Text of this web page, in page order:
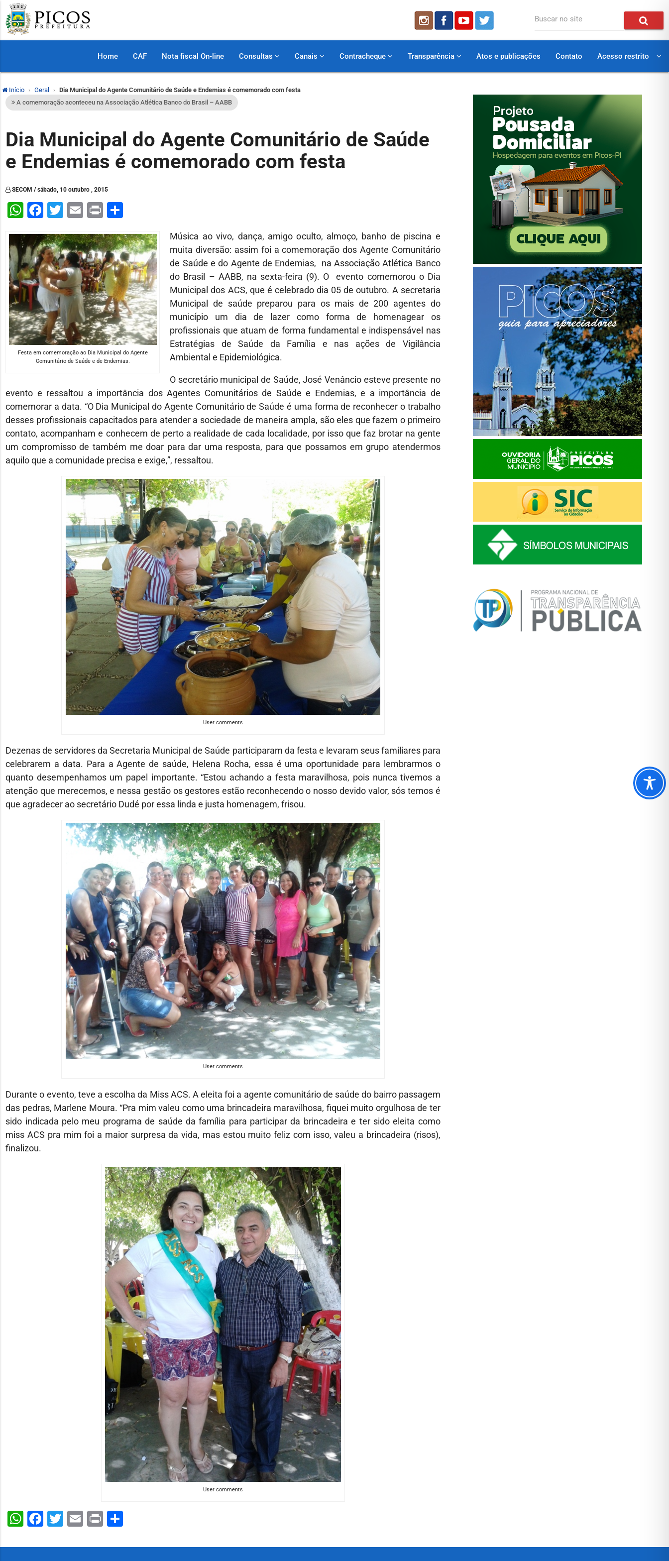
Buscar no site
Home CAF Nota fiscal On-line Consultas Canais Contracheque Transparência Atos e publicações Contato Acesso restrito
Início Geral
Dia Municipal do Agente Comunitário de Saúde e Endemias é comemorado com festa
A comemoração aconteceu na Associação Atlética Banco do Brasil – AABB
Dia Municipal do Agente Comunitário de Saúde
e Endemias é comemorado com festa
SECOM / sábado, 10 outubro , 2015
WhatsApp
Facebook
Twitter
Email
Print
Festa em comemoração ao Dia Municipal do Agente
Comunitário de Saúde e de Endemias.
Música ao vivo, dança, amigo oculto, almoço, banho de piscina e
muita diversão: assim foi a comemoração dos Agente Comunitário
de Saúde e do Agente de Endemias, na Associação Atlética Banco
do Brasil – AABB, na sexta-feira (9). O evento comemorou o Dia
Municipal dos ACS, que é celebrado dia 05 de outubro. A secretaria
Municipal de saúde preparou para os mais de 200 agentes do
município um dia de lazer como forma de homenagear os
profissionais que atuam de forma fundamental e indispensável nas
Estratégias de Saúde da Família e nas ações de Vigilância
Ambiental e Epidemiológica.
O secretário municipal de Saúde, José Venâncio esteve presente no
evento e ressaltou a importância dos Agentes Comunitários de Saúde e Endemias, e a importância de
comemorar a data. “O Dia Municipal do Agente Comunitário de Saúde é uma forma de reconhecer o trabalho
desses profissionais capacitados para atender a sociedade de maneira ampla, são eles que fazem o primeiro
contato, acompanham e conhecem de perto a realidade de cada localidade, por isso que faz brotar na gente
um compromisso de também me doar para dar uma resposta, para que possamos em grupo atendermos
aquilo que a comunidade precisa e exige,”, ressaltou.
User comments
Dezenas de servidores da Secretaria Municipal de Saúde participaram da festa e levaram seus familiares para
celebrarem a data. Para a Agente de saúde, Helena Rocha, essa é uma oportunidade para lembrarmos o
quanto desempenhamos um papel importante. “Estou achando a festa maravilhosa, pois nunca tivemos a
atenção que merecemos, e nessa gestão os gestores estão reconhecendo o nosso devido valor, sós temos é
que agradecer ao secretário Dudé por essa linda e justa homenagem, frisou.
User comments
Durante o evento, teve a escolha da Miss ACS. A eleita foi a agente comunitário de saúde do bairro passagem
das pedras, Marlene Moura. “Pra mim valeu como uma brincadeira maravilhosa, fiquei muito orgulhosa de ter
sido indicada pelo meu programa de saúde da família para participar da brincadeira e ter sido eleita como
miss ACS pra mim foi a maior surpresa da vida, mas estou muito feliz com isso, valeu a brincadeira (risos),
finalizou.
User comments
WhatsApp
Facebook
Twitter
Email
Print